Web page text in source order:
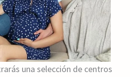
una selección de centros